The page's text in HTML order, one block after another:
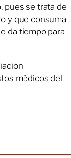
pues se trata de
y que consuma
da tiempo para
médicos del